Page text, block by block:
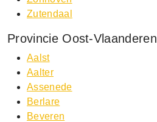
Zutendaal
Provincie Oost-Vlaanderen
Aalst
Aalter
Assenede
Berlare
Beveren